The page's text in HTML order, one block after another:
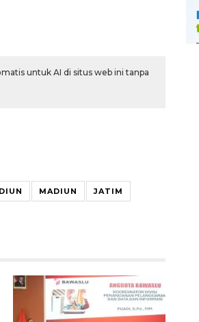
untuk AI di situs web ini tanpa
MADIUN JATIM